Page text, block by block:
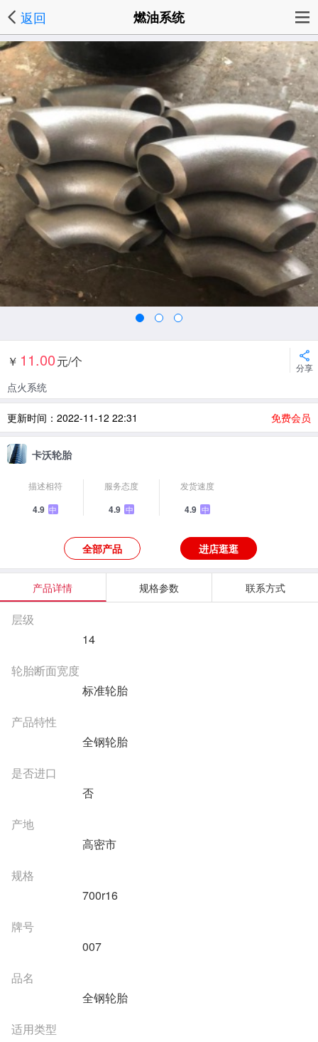
返回 燃油系统
￥ 11.00元/个 分享
点火系统
更新时间：2022-11-12 22:31 免费会员
卡沃轮胎
描述相符
4.9 中
服务态度
4.9 中
发货速度
4.9 中
全部产品 进店逛逛
产品详情 规格参数 联系方式
层级
14
轮胎断面宽度
标准轮胎
产品特性
全钢轮胎
是否进口
否
产地
高密市
规格
700r16
牌号
007
品名
全钢轮胎
适用类型